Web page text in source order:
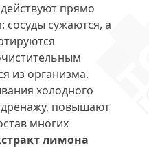
действуют прямо
сужаются, а
из организма.
холодного
повышают
многих
лимона